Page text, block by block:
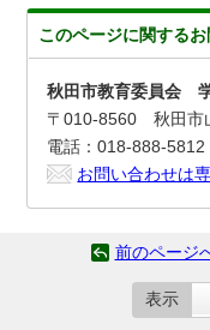
このページに関する
秋田市教育委員会
〒010-8560 秋田市
電話：018-888-
お問い合わせは
前のページ
表示